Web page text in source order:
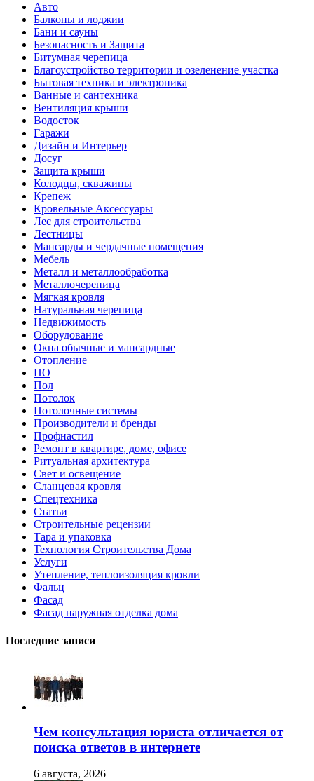
Авто
Балконы и лоджии
Бани и сауны
Безопасность и Защита
Битумная черепица
Благоустройство территории и озеленение участка
Бытовая техника и электроника
Ванные и сантехника
Вентиляция крыши
Водосток
Гаражи
Дизайн и Интерьер
Досуг
Защита крыши
Колодцы, скважины
Крепеж
Кровельные Аксессуары
Лес для строительства
Лестницы
Мансарды и чердачные помещения
Мебель
Металл и металлообработка
Металлочерепица
Мягкая кровля
Натуральная черепица
Недвижимость
Оборудование
Окна обычные и мансардные
Отопление
ПО
Пол
Потолок
Потолочные системы
Производители и бренды
Профнастил
Ремонт в квартире, доме, офисе
Ритуальная архитектура
Свет и освещение
Сланцевая кровля
Спецтехника
Статьи
Строительные рецензии
Тара и упаковка
Технология Строительства Дома
Услуги
Утепление, теплоизоляция кровли
Фальц
Фасад
Фасад наружная отделка дома
Последние записи
Чем консультация юриста отличается от
поиска ответов в интернете
6 августа, 2026